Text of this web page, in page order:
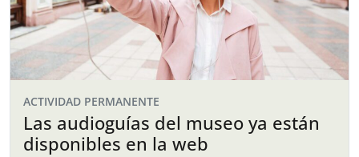
ACTIVIDAD PERMANENTE
Las audioguías del museo ya están
disponibles en la web